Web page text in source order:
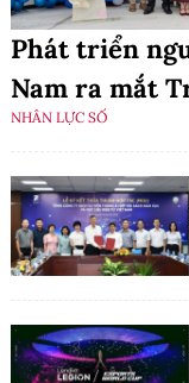
Phát triển
Nam ra mắt
NHÂN LỰC SỐ